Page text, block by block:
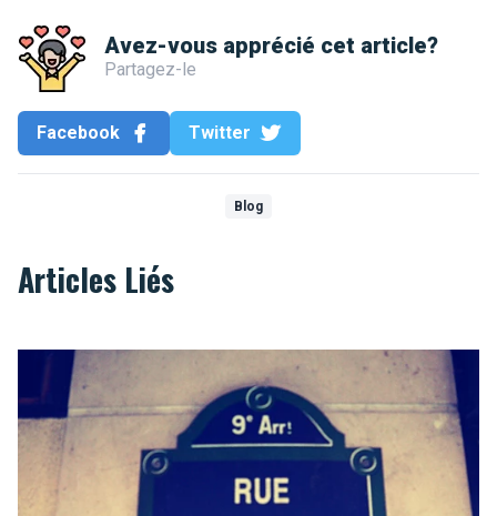
Avez-vous apprécié cet article?
Partagez-le
Facebook Twitter
Blog
Articles Liés
Paris, c’est Bruxelles : la preuve !